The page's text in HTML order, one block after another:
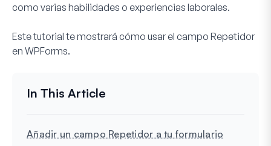
como varias habilidades o experiencias laborales.
Este tutorial te mostrará cómo usar el campo Repetidor
en WPForms.
Añadir un campo Repetidor a tu formulario